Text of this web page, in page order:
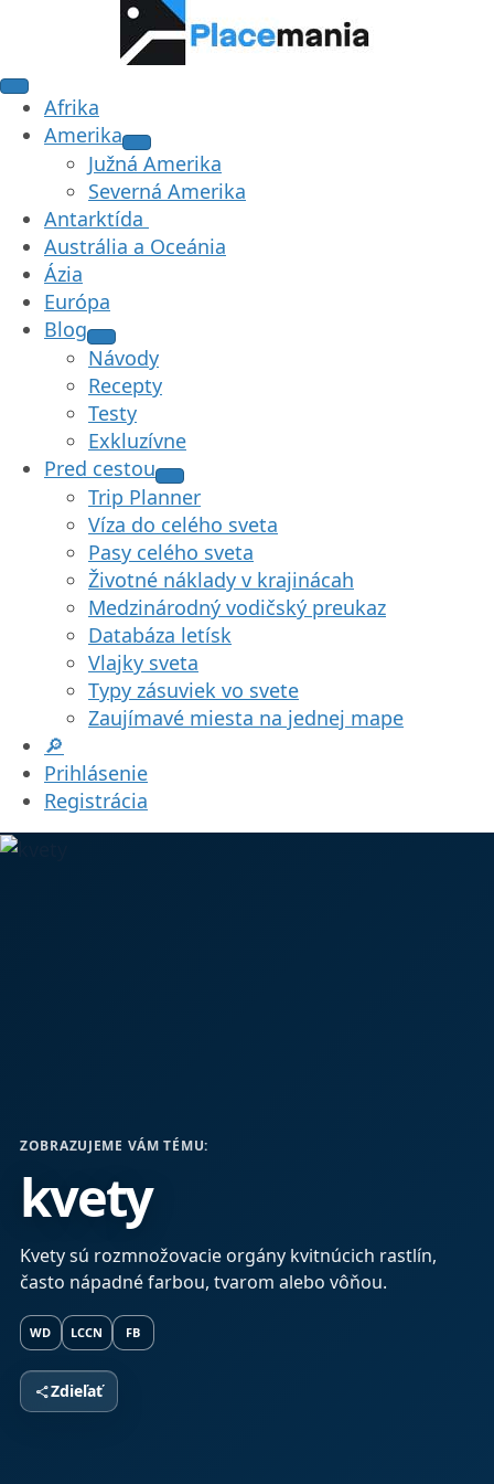
Afrika
Amerika
Južná Amerika
Severná Amerika
Antarktída
Austrália a Oceánia
Ázia
Európa
Blog
Návody
Recepty
Testy
Exkluzívne
Pred cestou
Trip Planner
Víza do celého sveta
Pasy celého sveta
Životné náklady v krajinácah
Medzinárodný vodičský preukaz
Databáza letísk
Vlajky sveta
Typy zásuviek vo svete
Zaujímavé miesta na jednej mape
🔎
Prihlásenie
Registrácia
ZOBRAZUJEME VÁM TÉMU:
kvety
Kvety sú rozmnožovacie orgány kvitnúcich rastlín,
často nápadné farbou, tvarom alebo vôňou.
WD LCCN FB
shareZdieľať